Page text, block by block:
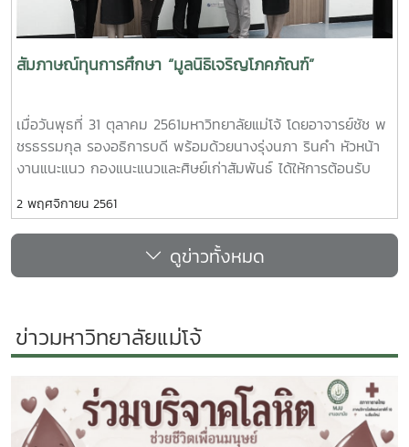
สัมภาษณ์ทุนการศึกษา “มูลนิธิเจริญโภคภัณฑ์”
เมื่อวันพุธที่ 31 ตุลาคม 2561มหาวิทยาลัยแม่โจ้ โดยอาจารย์ชัช พ
ชรธรรมกุล รองอธิการบดี พร้อมด้วยนางรุ่งนภา รินคำ หัวหน้า
งานแนะแนว กองแนะแนวและศิษย์เก่าสัมพันธ์ ได้ให้การต้อนรับ
ทางมาสัมภาษณ์นักศึกษามหาวิทยาลัยแม่โจ้ที่สมัครขอรับทุนการ
ศึกษา มูลนิธิเจริญโภคภัณฑ์ ประจำปีการศึกษา 2561 ณ ห้อง
ประชุมภูผา ชั้น 2 อาคารอำนวย ยศสุข ศูนย์กิจการนักศึกษาแม่โจ้
2 พฤศจิกายน 2561
ดูข่าวทั้งหมด
ข่าวมหาวิทยาลัยแม่โจ้